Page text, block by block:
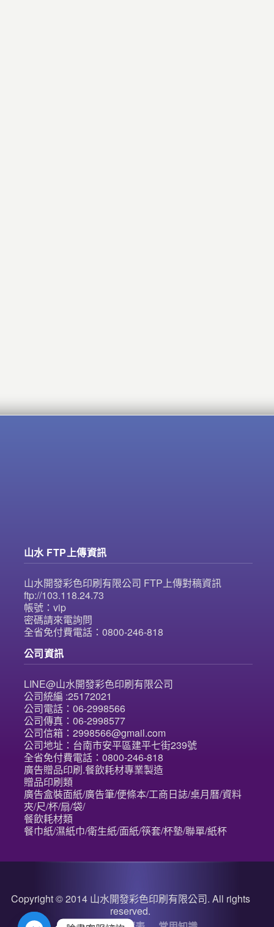
山水 FTP上傳資訊
山水開發彩色印刷有限公司 FTP上傳對稿資訊
ftp://103.118.24.73
帳號：vip
密碼請來電詢問
全省免付費電話：0800-246-818
公司資訊
LINE@山水開發彩色印刷有限公司
公司統編 :25172021
公司電話：06-2998566
公司傳真：06-2998577
公司信箱：2998566@gmail.com
公司地址：台南市安平區建平七街239號
全省免付費電話：0800-246-818
廣告贈品印刷.餐飲耗材專業製造
贈品印刷類
廣告盒裝面紙/廣告筆/便條本/工商日誌/桌月曆/資料
夾/尺/杯/扇/袋/
餐飲耗材類
餐巾紙/濕紙巾/衛生紙/面紙/筷套/杯墊/聯單/紙杯
Copyright © 2014 山水開發彩色印刷有限公司. All rights
reserved.